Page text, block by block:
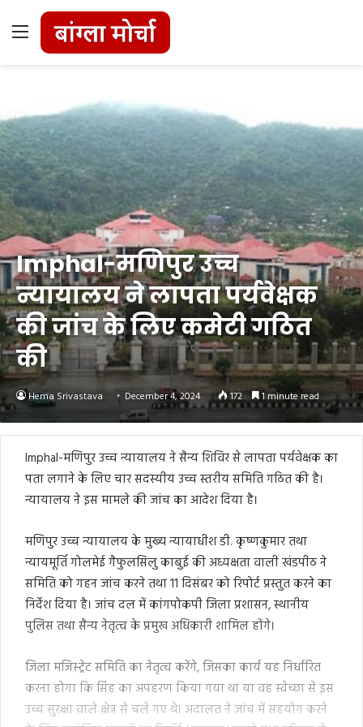
Menu
Imphal-मणिपुर उच्च
न्यायालय ने लापता पर्यवेक्षक
की जांच के लिए कमेटी गठित
की
Hema Srivastava December 4, 2024 172 1 minute read
Imphal-मणिपुर उच्च न्यायालय ने सैन्य शिविर से लापता पर्यवेक्षक का
पता लगाने के लिए चार सदस्यीय उच्च स्तरीय समिति गठित की है।
न्यायालय ने इस मामले की जांच का आदेश दिया है।
मणिपुर उच्च न्यायालय के मुख्य न्यायाधीश डी. कृष्णकुमार तथा
न्यायमूर्ति गोलमेई गैफुलसिलु काबुई की अध्यक्षता वाली खंडपीठ ने
समिति को गहन जांच करने तथा 11 दिसंबर को रिपोर्ट प्रस्तुत करने का
निर्देश दिया है। जांच दल में कांगपोकपी जिला प्रशासन, स्थानीय
पुलिस तथा सैन्य नेतृत्व के प्रमुख अधिकारी शामिल होंगे।
जिला मजिस्ट्रेट समिति का नेतृत्व करेंगे, जिसका कार्य यह निर्धारित
करना होगा कि सिंह का अपहरण किया गया था या वह स्वेच्छा से इस
उच्च सुरक्षा वाले क्षेत्र से चले गए थे। अदालत ने जांच में सहयोग करने